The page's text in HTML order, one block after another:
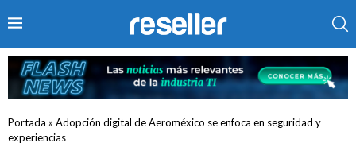
Portada » Adopción digital de Aeroméxico se enfoca en seguridad y
experiencias